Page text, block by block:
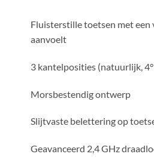
Fluisterstille toetsen met
aanvoelt
3 kantelposities (natuurlijk, 4°
Morsbestendig ontwerp
Slijtvaste belettering op
Geavanceerd 2,4 GHz